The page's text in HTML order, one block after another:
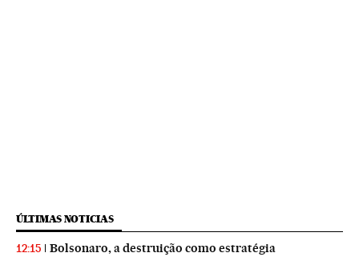
ÚLTIMAS NOTICIAS
12:15 Bolsonaro, a destruição como estratégia